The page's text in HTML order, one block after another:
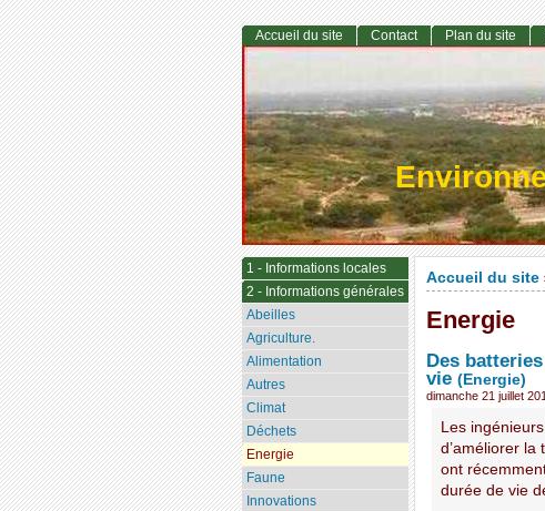
Accueil du site
Energie
Des
vie (Energie)
dimanche 21 juillet
Les
d’améliorer la
ont
durée de vie
Accueil du site Contact Plan du site
1 - Informations locales
2 - Informations générales
Abeilles
Agriculture.
Alimentation
Autres
Climat
Déchets
Energie
Faune
Innovations